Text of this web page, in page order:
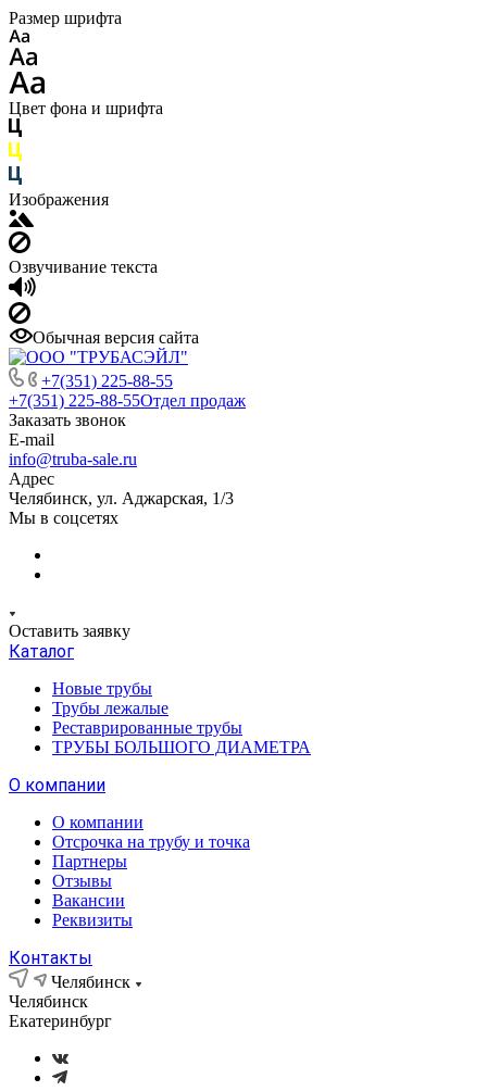
Размер шрифта
Цвет фона и шрифта
Изображения
Озвучивание текста
Обычная версия сайта
+7(351) 225-88-55
+7(351) 225-88-55Отдел продаж
Заказать звонок
E-mail
info@truba-sale.ru
Адрес
Челябинск, ул. Аджарская, 1/3
Мы в соцсетях
Оставить заявку
Каталог
Новые трубы
Трубы лежалые
Реставрированные трубы
ТРУБЫ БОЛЬШОГО ДИАМЕТРА
О компании
О компании
Отсрочка на трубу и точка
Партнеры
Отзывы
Вакансии
Реквизиты
Контакты
Челябинск
Челябинск
Екатеринбург